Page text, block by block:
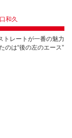
和久
トレートが一番の魅力
のは“後の左のエース”